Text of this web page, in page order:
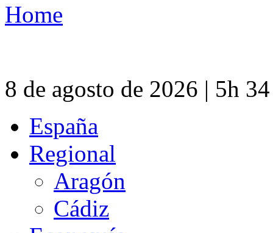
Home
8 de agosto de 2026 | 5h
España
Regional
Aragón
Cádiz